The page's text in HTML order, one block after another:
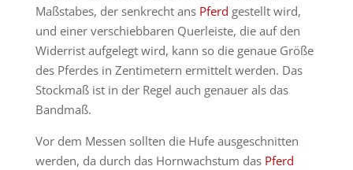
Maßstabes, der senkrecht ans Pferd gestellt wird,
und einer verschiebbaren Querleiste, die auf den
Widerrist aufgelegt wird, kann so die genaue Größe
des Pferdes in Zentimetern ermittelt werden. Das
Stockmaß ist in der Regel auch genauer als das
Bandmaß.
Vor dem Messen sollten die Hufe ausgeschnitten
werden, da durch das Hornwachstum das Pferd